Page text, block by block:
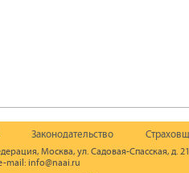
Законодательство
Москва, ул. Садовая-Спасская, д.
mail: info@naai.ru